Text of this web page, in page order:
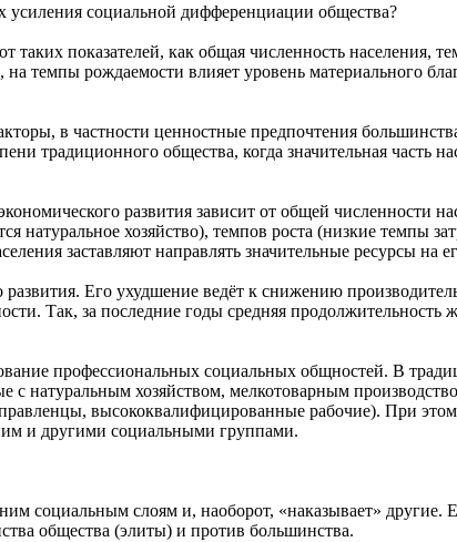
социальной дифференциации общества?
показателей, как общая численность населения,
темпы рождаемости влияет уровень материального
в частности ценностные предпочтения
традиционного общества, когда значительная часть
развития зависит от общей численности
натуральное хозяйство), темпов роста (низкие темпы
заставляют направлять значительные ресурсы на
Его ухудшение ведёт к снижению
Так, за последние годы средняя
профессиональных социальных общностей. В
с натуральным хозяйством, мелкотоварным
высококвалифицированные рабочие). При
и другими социальными группами.
социальным слоям и, наоборот, «наказывает»
общества (элиты) и против большинства.